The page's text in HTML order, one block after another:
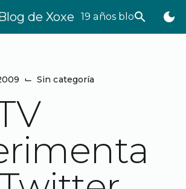
de Xoxe 19 años bloggeando
search dark_mode
⌙ Sin categoría